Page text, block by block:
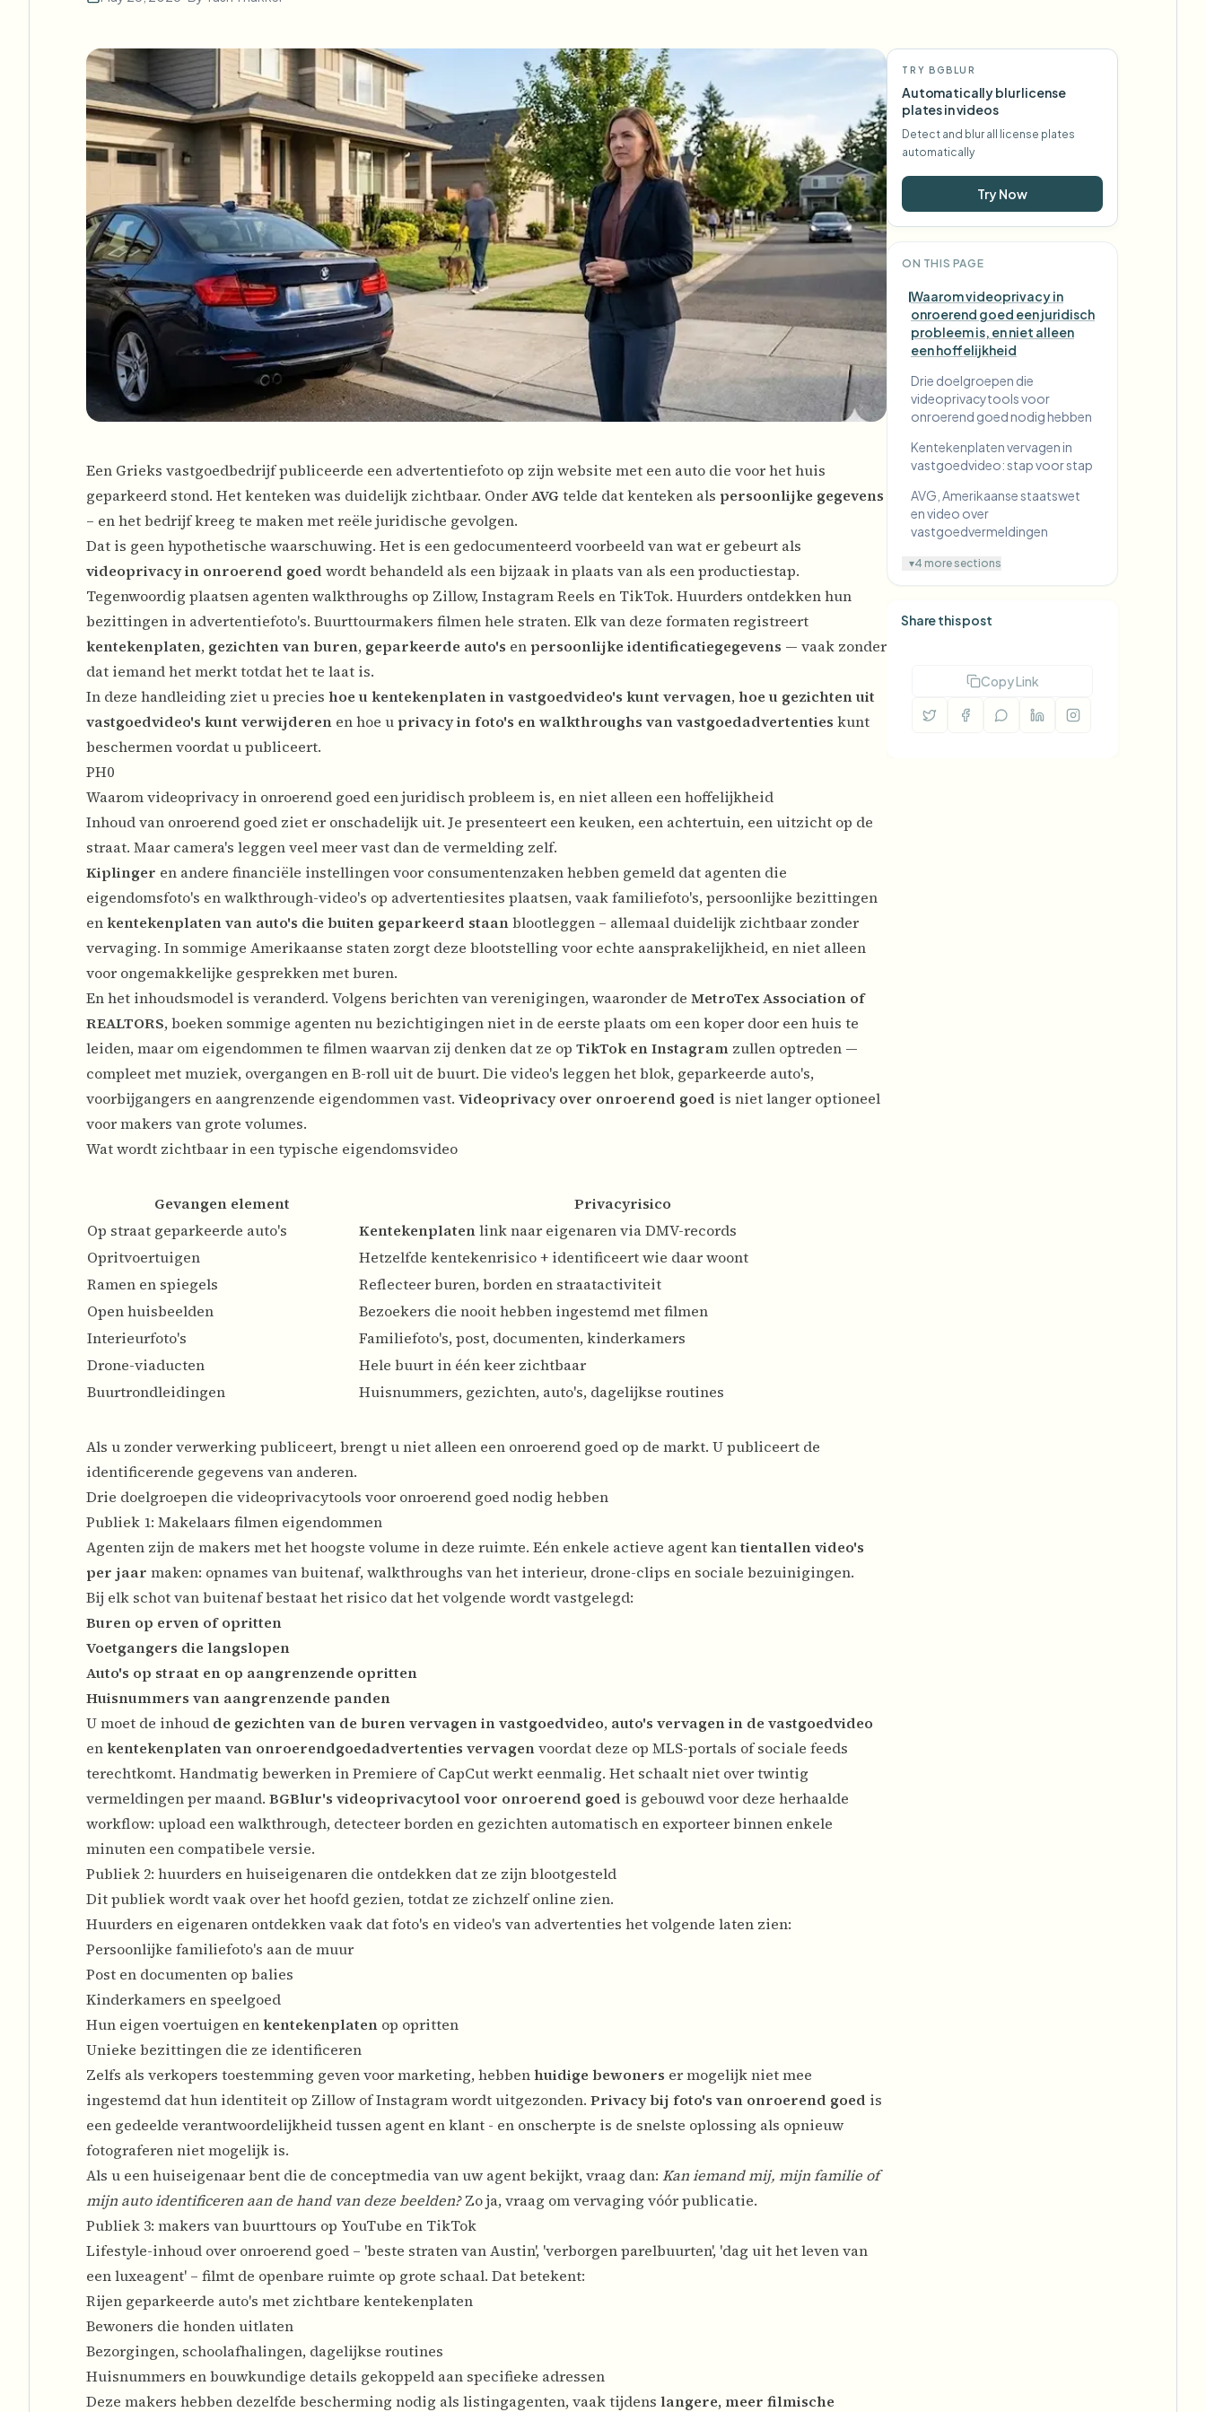
Een Grieks vastgoedbedrijf publiceerde een advertentiefoto op zijn website met een auto die voor het huis
geparkeerd stond. Het kenteken was duidelijk zichtbaar. OnderAVG telde dat kenteken als persoonlijke gegevens
– en het bedrijf kreeg te maken met reële juridische gevolgen.
Dat is geen hypothetische waarschuwing. Het is een gedocumenteerd voorbeeld van wat er gebeurt als
videoprivacy in onroerend goed wordt behandeld als een bijzaak in plaats van als een productiestap.
Tegenwoordig plaatsen agenten walkthroughs op Zillow, Instagram Reels en TikTok. Huurders ontdekken hun
bezittingen in advertentiefoto's. Buurttourmakers filmen hele straten. Elk van deze formaten registreert
kentekenplaten, gezichten van buren, geparkeerde auto's en persoonlijke identificatiegegevens — vaak zonder
dat iemand het merkt totdat het te laat is.
In deze handleiding ziet u precies hoe u kentekenplaten in vastgoedvideo's kunt vervagen,hoe u gezichten uit
vastgoedvideo's kunt verwijderen en hoe u privacy in foto's en walkthroughs van vastgoedadvertenties kunt
beschermen voordat u publiceert.
PH0
Waarom videoprivacy in onroerend goed een juridisch probleem is, en niet alleen een hoffelijkheid
Inhoud van onroerend goed ziet er onschadelijk uit. Je presenteert een keuken, een achtertuin, een uitzicht op de
straat. Maar camera's leggen veel meer vast dan de vermelding zelf.
Kiplinger en andere financiële instellingen voor consumentenzaken hebben gemeld dat agenten die
eigendomsfoto's en walkthrough-video's op advertentiesites plaatsen, vaak familiefoto's, persoonlijke bezittingen
enkentekenplaten van auto's die buiten geparkeerd staanblootleggen – allemaal duidelijk zichtbaar zonder
vervaging. In sommige Amerikaanse staten zorgt deze blootstelling voor echte aansprakelijkheid, en niet alleen
voor ongemakkelijke gesprekken met buren.
En het inhoudsmodel is veranderd. Volgens berichten van verenigingen, waaronder de MetroTex Association of
REALTORS, boeken sommige agenten nu bezichtigingen niet in de eerste plaats om een ​​koper door een huis te
leiden, maar om eigendommen te filmen waarvan zij denken dat ze op TikTok en Instagram zullen optreden —
compleet met muziek, overgangen en B-roll uit de buurt. Die video's leggen het blok, geparkeerde auto's,
voorbijgangers en aangrenzende eigendommen vast. Videoprivacy over onroerend goed is niet langer optioneel
voor makers van grote volumes.
Wat wordt zichtbaar in een typische eigendomsvideo
Gevangen element
Privacyrisico
Op straat geparkeerde auto's
Kentekenplatenlink naar eigenaren via DMV-records
Opritvoertuigen
Hetzelfde kentekenrisico + identificeert wie daar woont
Ramen en spiegels
Reflecteer buren, borden en straatactiviteit
Open huisbeelden
Bezoekers die nooit hebben ingestemd met filmen
Interieurfoto's
Familiefoto's, post, documenten, kinderkamers
Drone-viaducten
Hele buurt in één keer zichtbaar
Buurtrondleidingen
Huisnummers, gezichten, auto's, dagelijkse routines
Als u zonder verwerking publiceert, brengt u niet alleen een onroerend goed op de markt. U publiceert de
identificerende gegevens van anderen.
Drie doelgroepen die videoprivacytools voor onroerend goed nodig hebben
Publiek 1: Makelaars filmen eigendommen
Agenten zijn de makers met het hoogste volume in deze ruimte. Eén enkele actieve agent kantientallen video's
per jaar maken: opnames van buitenaf, walkthroughs van het interieur, drone-clips en sociale bezuinigingen.
Bij elk schot van buitenaf bestaat het risico dat het volgende wordt vastgelegd:
Buren op erven of opritten
Voetgangers die langslopen
Auto's op straat en op aangrenzende opritten
Huisnummers van aangrenzende panden
U moet de inhoud de gezichten van de buren vervagen in vastgoedvideo, auto's vervagen in de vastgoedvideo
enkentekenplaten van onroerendgoedadvertenties vervagenvoordat deze op MLS-portals of sociale feeds
terechtkomt. Handmatig bewerken in Premiere of CapCut werkt eenmalig. Het schaalt niet over twintig
vermeldingen per maand. BGBlur's videoprivacytool voor onroerend goed is gebouwd voor deze herhaalde
workflow: upload een walkthrough, detecteer borden en gezichten automatisch en exporteer binnen enkele
minuten een compatibele versie.
Publiek 2: huurders en huiseigenaren die ontdekken dat ze zijn blootgesteld
Dit publiek wordt vaak over het hoofd gezien, totdat ze zichzelf online zien.
Huurders en eigenaren ontdekken vaak dat foto's en video's van advertenties het volgende laten zien:
Persoonlijke familiefoto's aan de muur
Post en documenten op balies
Kinderkamers en speelgoed
Hun eigen voertuigen enkentekenplaten op opritten
Unieke bezittingen die ze identificeren
Zelfs als verkopers toestemming geven voor marketing, hebbenhuidige bewoners er mogelijk niet mee
ingestemd dat hun identiteit op Zillow of Instagram wordt uitgezonden. Privacy bij foto's van onroerend goed is
een gedeelde verantwoordelijkheid tussen agent en klant - en onscherpte is de snelste oplossing als opnieuw
fotograferen niet mogelijk is.
Als u een huiseigenaar bent die de conceptmedia van uw agent bekijkt, vraag dan: Kan iemand mij, mijn familie of
mijn auto identificeren aan de hand van deze beelden?Zo ja, vraag om vervaging vóór publicatie.
Publiek 3: makers van buurttours op YouTube en TikTok
Lifestyle-inhoud over onroerend goed – 'beste straten van Austin', 'verborgen parelbuurten', 'dag uit het leven van
een luxeagent' – filmt de openbare ruimte op grote schaal. Dat betekent:
Rijen geparkeerde auto's met zichtbare kentekenplaten
Bewoners die honden uitlaten
Bezorgingen, schoolafhalingen, dagelijkse routines
Huisnummers en bouwkundige details gekoppeld aan specifieke adressen
Deze makers hebben dezelfde bescherming nodig als listingagenten, vaak tijdens langere, meer filmische
TRY BGBLUR
Automatically blur license
plates in videos
Detect and blur all license plates
automatically
Try Now
ON THIS PAGE
Waarom videoprivacy in
onroerend goed een juridisch
probleem is, en niet alleen
een hoffelijkheid
Drie doelgroepen die
videoprivacytools voor
onroerend goed nodig hebben
Kentekenplaten vervagen in
vastgoedvideo: stap voor stap
AVG, Amerikaanse staatswet
en video over
vastgoedvermeldingen
▾4 more sections
Share this post
Copy Link